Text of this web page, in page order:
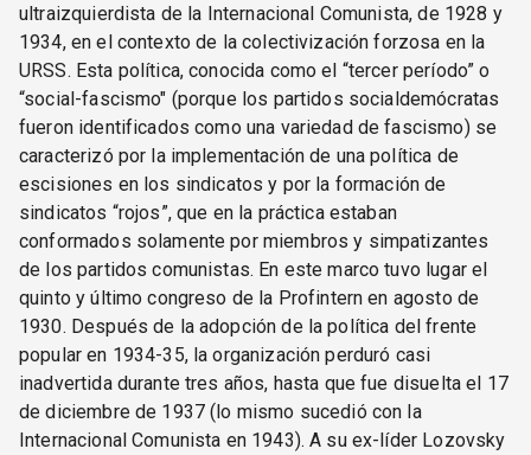
ultraizquierdista de la Internacional Comunista, de 1928 y
1934, en el contexto de la colectivización forzosa en la
URSS. Esta política, conocida como el “tercer período” o
“social-fascismo" (porque los partidos socialdemócratas
fueron identificados como una variedad de fascismo) se
caracterizó por la implementación de una política de
escisiones en los sindicatos y por la formación de
sindicatos “rojos”, que en la práctica estaban
conformados solamente por miembros y simpatizantes
de los partidos comunistas. En este marco tuvo lugar el
quinto y último congreso de la Profintern en agosto de
1930. Después de la adopción de la política del frente
popular en 1934-35, la organización perduró casi
inadvertida durante tres años, hasta que fue disuelta el 17
de diciembre de 1937 (lo mismo sucedió con la
Internacional Comunista en 1943). A su ex-líder Lozovsky